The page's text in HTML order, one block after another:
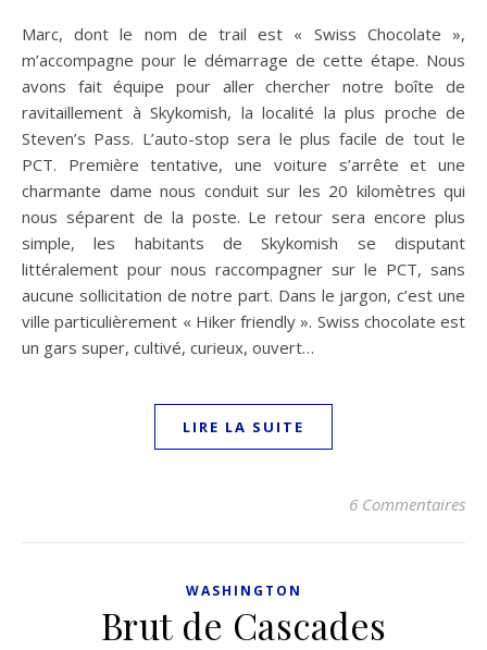
Marc, dont le nom de trail est « Swiss Chocolate »,
m’accompagne pour le démarrage de cette étape. Nous
avons fait équipe pour aller chercher notre boîte de
ravitaillement à Skykomish, la localité la plus proche de
Steven’s Pass. L’auto-stop sera le plus facile de tout le
PCT. Première tentative, une voiture s’arrête et une
charmante dame nous conduit sur les 20 kilomètres qui
nous séparent de la poste. Le retour sera encore plus
simple, les habitants de Skykomish se disputant
littéralement pour nous raccompagner sur le PCT, sans
aucune sollicitation de notre part. Dans le jargon, c’est une
ville particulièrement « Hiker friendly ». Swiss chocolate est
un gars super, cultivé, curieux, ouvert…
LIRE LA SUITE
6 Commentaires
WASHINGTON
Brut de Cascades